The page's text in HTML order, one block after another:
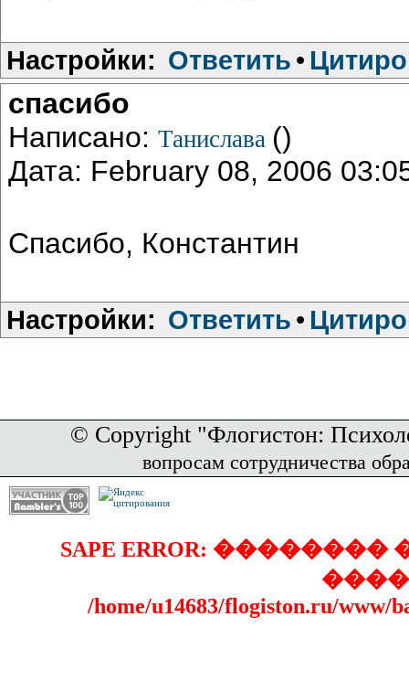
Настройки: Ответить •
спасибо
Написано: Танислава ()
Дата: February 08, 2006
Спасибо, Константин
Настройки: Ответить •
© Copyright "Флогистон:
вопросам сотрудничества
SAPE ERROR:
/home/u14683/flogiston.ru/www/